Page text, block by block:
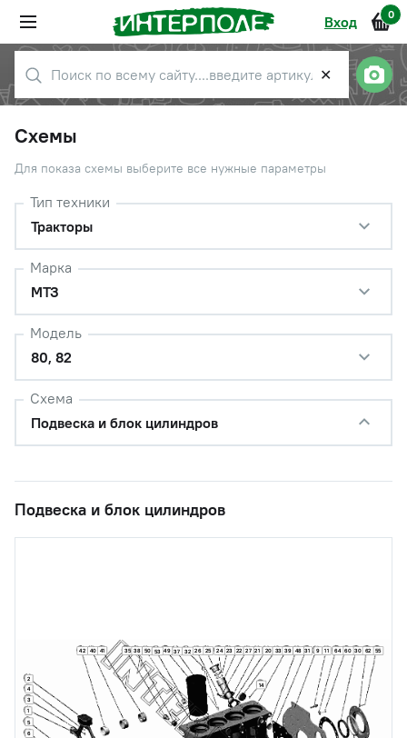
Вход 0
✕
Схемы
Для показа схемы выберите все нужные параметры
Тип техники
Тракторы
Марка
МТЗ
Модель
80, 82
Схема
Подвеска и блок цилиндров
Подвеска и блок цилиндров
1
2
3
4
5
6
9 11
14
20
21
22
23
24
25
26 27 30
31
32 33
35 37
38 39
40 41
42 48
49
50 53 55
60 62
64